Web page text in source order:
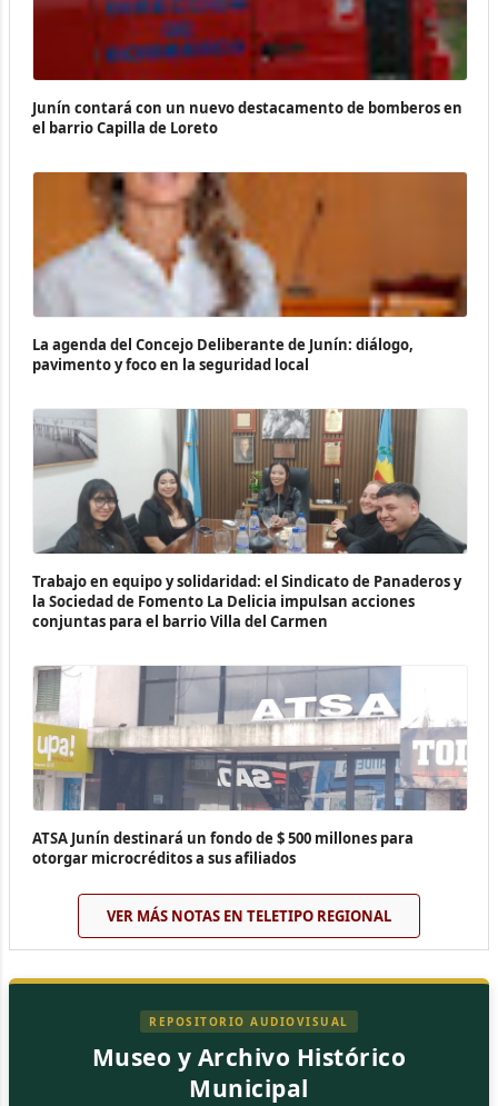
Junín contará con un nuevo destacamento de bomberos en
el barrio Capilla de Loreto
La agenda del Concejo Deliberante de Junín: diálogo,
pavimento y foco en la seguridad local
Trabajo en equipo y solidaridad: el Sindicato de Panaderos y
la Sociedad de Fomento La Delicia impulsan acciones
conjuntas para el barrio Villa del Carmen
ATSA Junín destinará un fondo de $ 500 millones para
otorgar microcréditos a sus afiliados
VER MÁS NOTAS EN TELETIPO REGIONAL
REPOSITORIO AUDIOVISUAL
Museo y Archivo Histórico
Municipal